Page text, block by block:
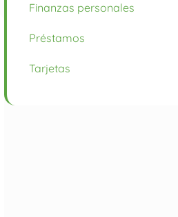
Finanzas personales
Préstamos
Tarjetas